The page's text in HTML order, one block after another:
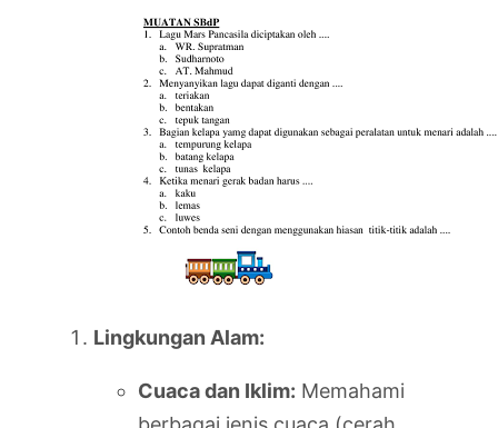
Lingkungan Alam:
Cuaca dan Iklim: Memahami